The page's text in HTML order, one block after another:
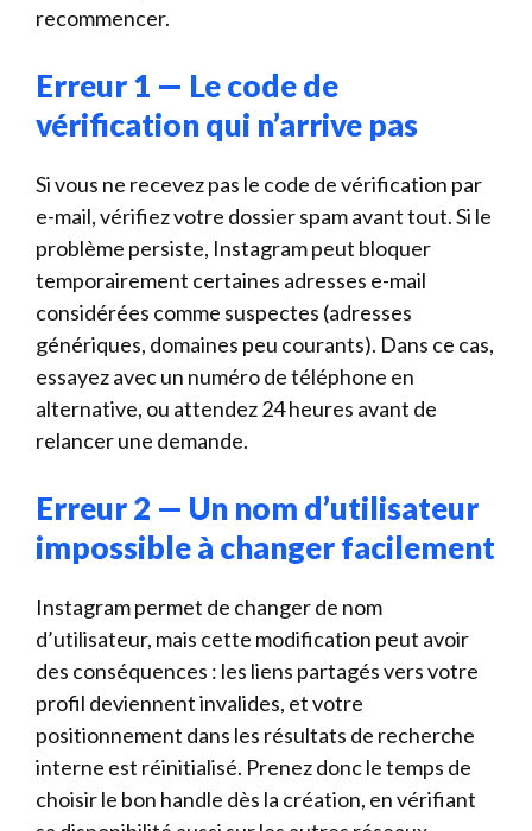
recommencer.
Erreur 1 — Le code de
vérification qui n’arrive pas
Si vous ne recevez pas le code de vérification par
e-mail, vérifiez votre dossier spam avant tout. Si le
problème persiste, Instagram peut bloquer
temporairement certaines adresses e-mail
considérées comme suspectes (adresses
génériques, domaines peu courants). Dans ce cas,
essayez avec un numéro de téléphone en
alternative, ou attendez 24 heures avant de
relancer une demande.
Erreur 2 — Un nom d’utilisateur
impossible à changer facilement
Instagram permet de changer de nom
d’utilisateur, mais cette modification peut avoir
des conséquences : les liens partagés vers votre
profil deviennent invalides, et votre
positionnement dans les résultats de recherche
interne est réinitialisé. Prenez donc le temps de
choisir le bon handle dès la création, en vérifiant